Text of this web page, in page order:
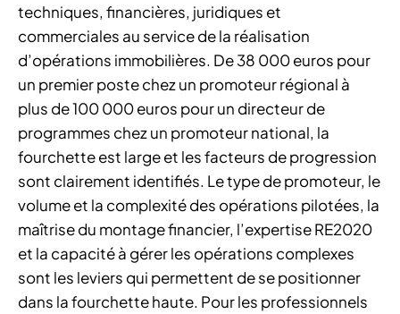
techniques, financières, juridiques et
commerciales au service de la réalisation
d’opérations immobilières. De 38 000 euros pour
un premier poste chez un promoteur régional à
plus de 100 000 euros pour un directeur de
programmes chez un promoteur national, la
fourchette est large et les facteurs de progression
sont clairement identifiés. Le type de promoteur, le
volume et la complexité des opérations pilotées, la
maîtrise du montage financier, l’expertise RE2020
et la capacité à gérer les opérations complexes
sont les leviers qui permettent de se positionner
dans la fourchette haute. Pour les professionnels